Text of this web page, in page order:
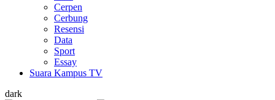
Cerpen
Cerbung
Resensi
Data
Sport
Essay
Suara Kampus TV
dark